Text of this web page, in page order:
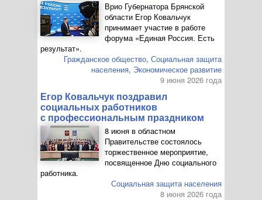
Врио Губернатора Брянской
области Егор Ковальчук
принимает участие в работе
форума «Единая Россия. Есть
результат».
Гражданское общество, Социальная защита
населения, Экономическое развитие
9 июня 2026 года
Егор Ковальчук поздравил
социальных работников
с профессиональным праздником
8 июня в областном
Правительстве состоялось
торжественное мероприятие,
посвященное Дню социального
работника.
Социальная защита населения
8 июня 2026 года